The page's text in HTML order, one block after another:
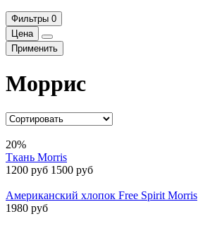
Фильтры 0
Цена
Применить
Моррис
20%
Ткань Morris
1200 руб 1500 руб
Американский хлопок Free Spirit Morris
1980 руб